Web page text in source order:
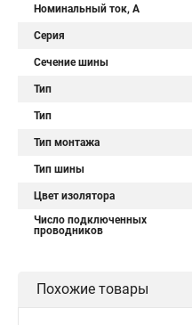
Номинальный ток, А
Серия
Сечение шины
Тип
Тип
Тип монтажа
Тип шины
Цвет изолятора
Число подключенных
проводников
Похожие товары